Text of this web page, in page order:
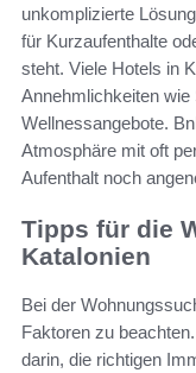
unkomplizierte
für Kurzaufenthalte
steht. Viele Hotels in
Annehmlichkeiten
Wellnessangebote.
Atmosphäre mit oft
Aufenthalt noch
Tipps für die
Katalonien
Bei der
Faktoren zu
darin, die richtigen